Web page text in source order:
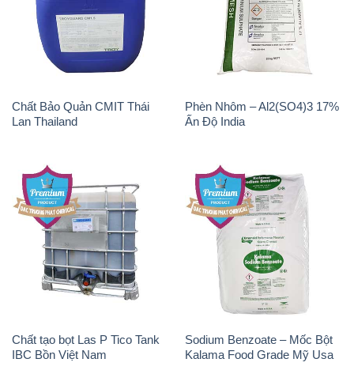
Chất Bảo Quản CMIT Thái
Lan Thailand
Phèn Nhôm – Al2(SO4)3 17%
Ấn Độ India
Chất tạo bọt Las P Tico Tank
IBC Bồn Việt Nam
Sodium Benzoate – Mốc Bột
Kalama Food Grade Mỹ Usa